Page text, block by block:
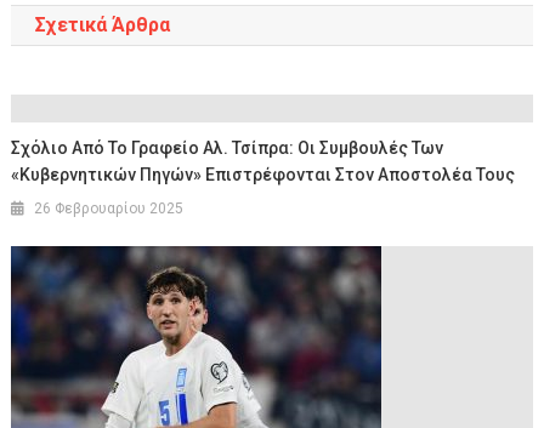
Σχετικά Άρθρα
Σχόλιο Από Το Γραφείο Αλ. Τσίπρα: Οι Συμβουλές Των
«κυβερνητικών Πηγών» Επιστρέφονται Στον Αποστολέα Τους
26 Φεβρουαρίου 2025